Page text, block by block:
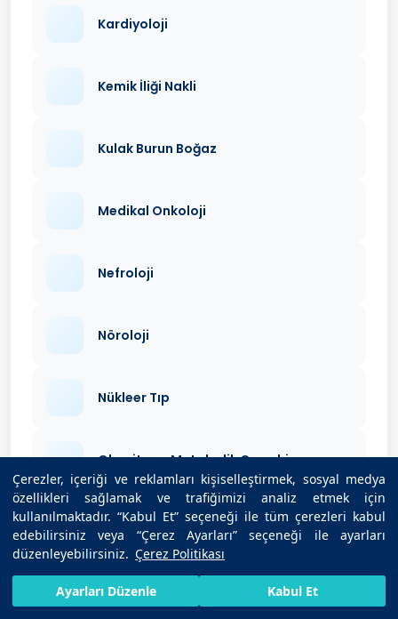
Çerezler, içeriği ve reklamları kişiselleştirmek, sosyal medya
özellikleri sağlamak ve trafiğimizi analiz etmek için
kullanılmaktadır. “Kabul Et” seçeneği ile tüm çerezleri kabul
edebilirsiniz veya “Çerez Ayarları” seçeneği ile ayarları
düzenleyebilirsiniz. Çerez Politikası
Ayarları Düzenle Kabul Et
Kardiyoloji
Kemik İliği Nakli
Kulak Burun Boğaz
Medikal Onkoloji
Nefroloji
Nöroloji
Nükleer Tıp
Obezite ve Metabolik Cerrahi
Organ Nakli
Ortopedi ve Travmatoloji
HIZLI RANDEVU AL BIZE ULAŞIN